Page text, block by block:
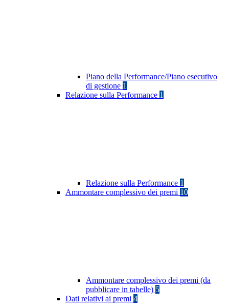
Piano della Performance/Piano esecutivo
di gestione 1
Relazione sulla Performance 1
Relazione sulla Performance 1
Ammontare complessivo dei premi 10
Ammontare complessivo dei premi (da
pubblicare in tabelle) 5
Dati relativi ai premi 4